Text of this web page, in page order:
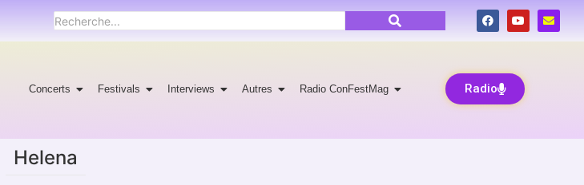
Concerts Festivals Interviews Autres Radio ConFestMag Radio
Helena